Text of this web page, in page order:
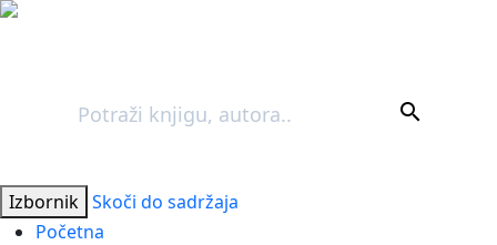
search
Izbornik Skoči do sadržaja
Početna